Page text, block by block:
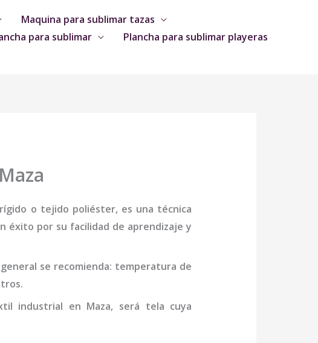
Maquina para sublimar tazas
para sublimar
Plancha para sublimar playeras
o tejido poliéster, es una técnica
éxito por su facilidad de aprendizaje y
se recomienda: temperatura de
industrial en Maza, será tela cuya